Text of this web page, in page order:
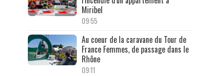
Miribel
09:55
Au coeur de la caravane du Tour de
France Femmes, de passage dans le
Rhône
09:11